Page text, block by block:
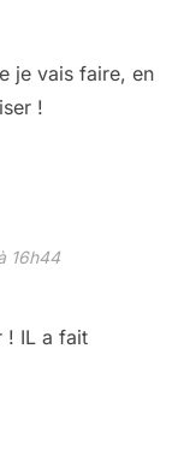
je vais faire, en
!
16h44
! IL a fait